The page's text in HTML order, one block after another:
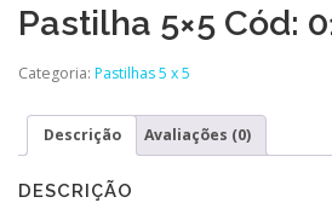
Pastilha 5×5 Cód:
Categoria: Pastilhas 5 x 5
Descrição Avaliações (0)
DESCRIÇÃO